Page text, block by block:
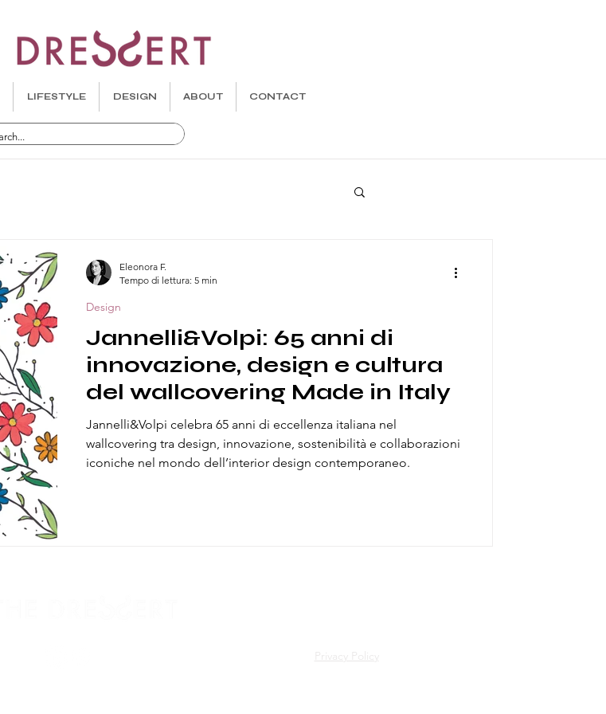
LIFESTYLE DESIGN ABOUT CONTACT
Jannelli&Volpi: 65 anni di
innovazione, design e cultura
del wallcovering Made in Italy
Jannelli&Volpi celebra 65 anni di eccellenza italiana nel
wallcovering tra design, innovazione, sostenibilità e collaborazioni
iconiche nel mondo dell’interior design contemporaneo.
Design
Eleonora F.
Tempo di lettura: 5 min
Privacy Policy